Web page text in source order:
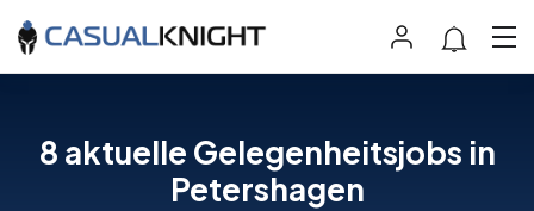
8 aktuelle Gelegenheitsjobs in
Petershagen